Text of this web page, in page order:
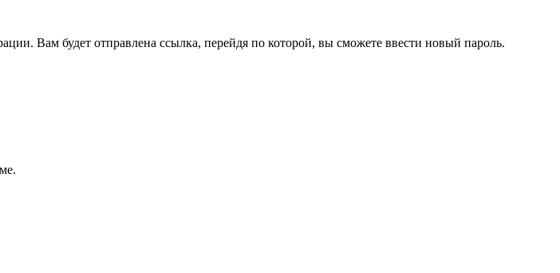
Вам будет отправлена ссылка, перейдя по которой, вы сможете ввести новый пароль.